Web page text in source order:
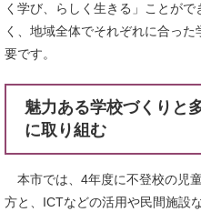
く学び、らしく生きる」ことが
く、地域全体でそれぞれに合っ
要です。
魅力ある学校づくりと
に取り組む
本市では、4年度に不登校の児
方と、ICTなどの活用や民間施設